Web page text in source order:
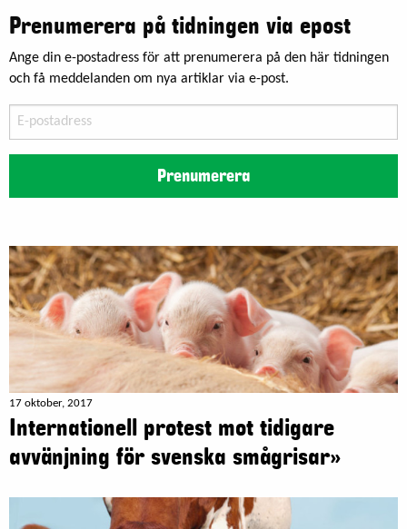
Prenumerera på tidningen via epost
Ange din e-postadress för att prenumerera på den här tidningen
och få meddelanden om nya artiklar via e-post.
postadress
Prenumerera
17 oktober, 2017
Internationell protest mot tidigare
avvänjning för svenska smågrisar»